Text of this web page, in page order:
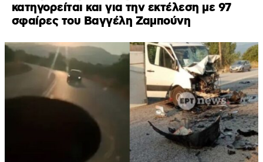
κατηγορείται και για την εκτέλεση με 97
σφαίρες του Βαγγέλη Ζαμπούνη